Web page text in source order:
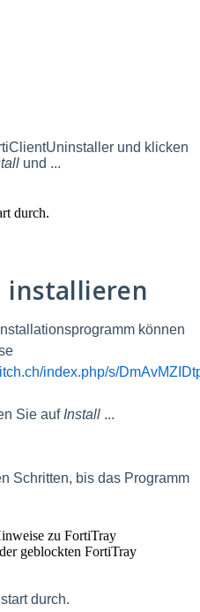
und klicken
und ...
durch.
installieren
können
index.php/s/
Sie auf Install ...
Schritten, bis das Programm
zu FortiTray
geblockten FortiTray
durch.